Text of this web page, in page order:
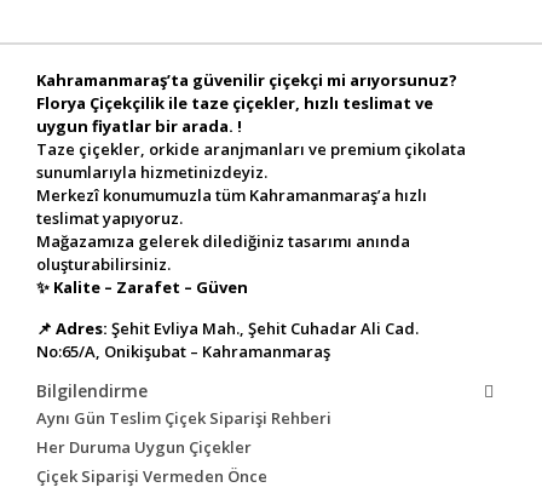
Kahramanmaraş’ta güvenilir çiçekçi mi arıyorsunuz?
Florya Çiçekçilik ile taze çiçekler, hızlı teslimat ve
uygun fiyatlar bir arada. !
Taze çiçekler, orkide aranjmanları ve premium çikolata
sunumlarıyla hizmetinizdeyiz.
Merkezî konumumuzla tüm Kahramanmaraş’a hızlı
teslimat yapıyoruz.
Mağazamıza gelerek dilediğiniz tasarımı anında
oluşturabilirsiniz.
✨ Kalite – Zarafet – Güven
📌 Adres: Şehit Evliya Mah., Şehit Cuhadar Ali Cad.
No:65/A, Onikişubat – Kahramanmaraş
Bilgilendirme
Aynı Gün Teslim Çiçek Siparişi Rehberi
Her Duruma Uygun Çiçekler
Çiçek Siparişi Vermeden Önce